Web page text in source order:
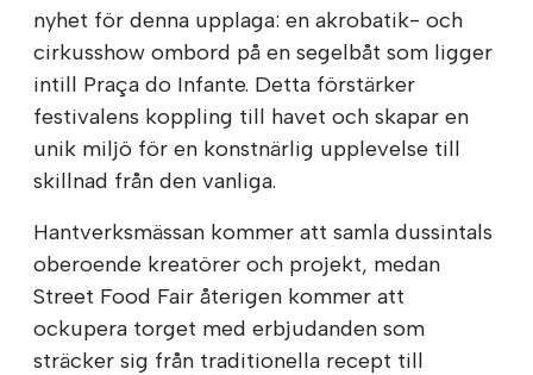
nyhet för denna upplaga: en akrobatik- och
cirkusshow ombord på en segelbåt som ligger
intill Praça do Infante. Detta förstärker
festivalens koppling till havet och skapar en
unik miljö för en konstnärlig upplevelse till
skillnad från den vanliga.
Hantverksmässan kommer att samla dussintals
oberoende kreatörer och projekt, medan
Street Food Fair återigen kommer att
ockupera torget med erbjudanden som
sträcker sig från traditionella recept till